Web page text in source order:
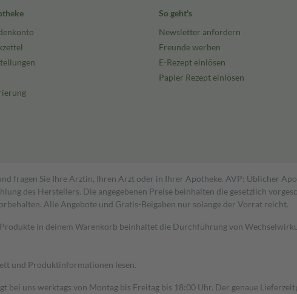
So geht's
Newsletter anfordern
Freunde werben
E-Rezept einlösen
Papier Rezept einlösen
fragen Sie Ihre Ärztin, Ihren Arzt oder in Ihrer Apotheke. AVP: Üblicher
des Herstellers. Die angegebenen Preise beinhalten die gesetzlich
Alle Angebote und Gratis-Beigaben nur solange der Vorrat reicht.
in deinem Warenkorb beinhaltet die Durchführung von
und Produktinformationen lesen.
bei uns werktags von Montag bis Freitag bis 18:00 Uhr. Der genaue